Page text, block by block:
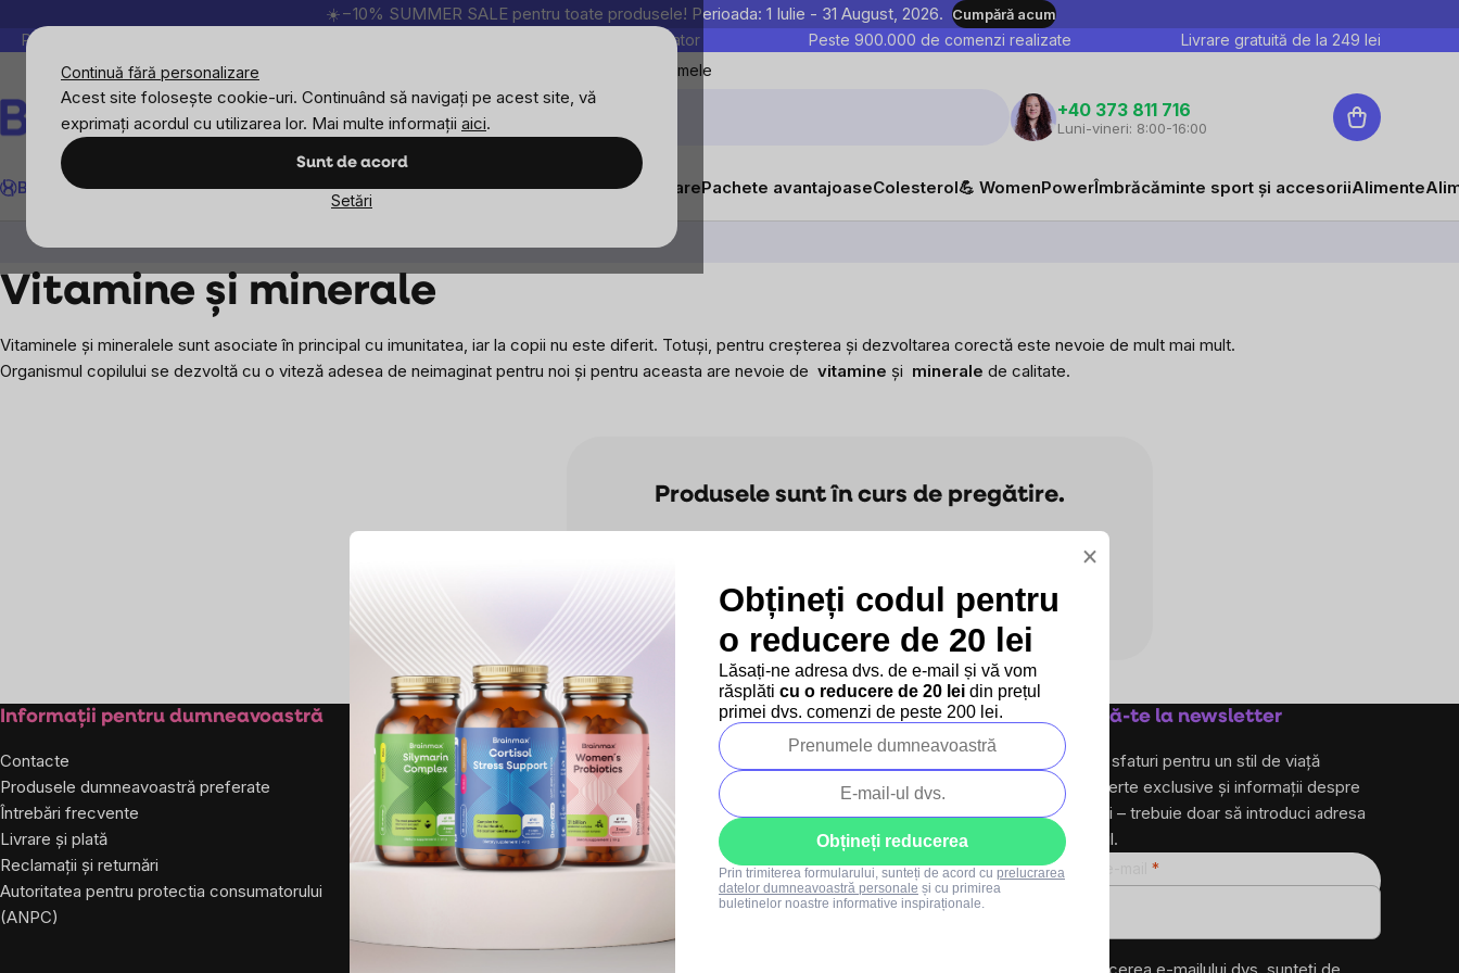
Continuă fără personalizare
Acest site folosește cookie-uri. Continuând să navigați pe acest site, vă
exprimați acordul cu utilizarea lor. Mai multe informații aici.
Sunt de acord
Setări
☀️−10% SUMMER SALE pentru toate produsele! Perioada: 1 Iulie - 31 August, 2026. Cumpără acum
Peste 200.000 de recenzii verificate Produsele noastre sunt testate în laborator Peste 900.000 de comenzi realizate Livrare gratuită de la 249 lei
Favoritele mele
Căutare
+40 373 811 716
Luni-vineri: 8:00-16:00
Coş
de
BrainMax
SportImunitateFemeiBărbațiCopiiObiectiveNoutățiSuplimente alimentarePachete avantajoaseColesterol💪 WomenPowerÎmbrăcăminte sport și accesoriiAlimente
Vitamine și minerale
Vitaminele și mineralele sunt asociate în principal cu imunitatea, iar la copii nu este diferit. Totuși, pentru creșterea și dezvoltarea corectă este nevoie de mult mai mult.
Organismul copilului se dezvoltă cu o viteză adesea de neimaginat pentru noi și pentru aceasta are nevoie de vitamine și minerale de calitate.
Produsele sunt în curs de pregătire.
Inapoi în magazin
Subsol
Informații pentru dumneavoastră
Contacte
Produsele dumneavoastră preferate
Întrebări frecvente
Livrare și plată
Reclamații și returnări
Autoritatea pentru protectia consumatorului
(ANPC)
Despre companie
Despre noi
Proiectele noastre
Blog
Regulament oferte
Regulament SUMMER
SALE
Persoană de
contact
+40 373 811 716
Luni-vineri: 8:00-16:00
info@brainmarket.ro
Abonează-te la newsletter
și primește sfaturi pentru un stil de viață
sănătos, oferte exclusive și informații despre
produse noi – trebuie doar să introduci adresa
ta de e-mail.
Adresă de e-mail
×
Obțineți codul pentru
o reducere de 20 lei
Lăsați-ne adresa dvs. de e-mail și vă vom
răsplăti cu o reducere de 20 lei din prețul
primei dvs. comenzi de peste 200 lei.
Obțineți reducerea
Prin trimiterea formularului, sunteți de acord cu prelucrarea
datelor dumneavoastră personale și cu primirea
buletinelor noastre informative inspiraționale.